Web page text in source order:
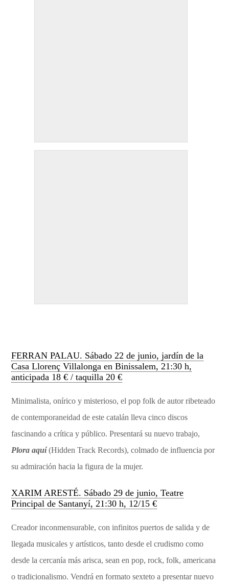
FERRAN PALAU. Sábado 22 de junio, jardín de la
Casa Llorenç Villalonga en Binissalem, 21:30 h,
anticipada 18 € / taquilla 20 €
Minimalista, onírico y misterioso, el pop folk de autor ribeteado
de contemporaneidad de este catalán lleva cinco discos
fascinando a crítica y público. Presentará su nuevo trabajo,
Plora aquí(Hidden Track Records), colmado de influencia por
su admiración hacia la figura de la mujer.
XARIM ARESTÉ. Sábado 29 de junio, Teatre
Principal de Santanyí, 21:30 h, 12/15 €
Creador inconmensurable, con infinitos puertos de salida y de
llegada musicales y artísticos, tanto desde el crudismo como
desde la cercanía más arisca, sean en pop, rock, folk, americana
o tradicionalismo. Vendrá en formato sexteto a presentar nuevo